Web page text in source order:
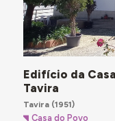
Edifício da
Tavira
Tavira(1951)
Casa do Povo